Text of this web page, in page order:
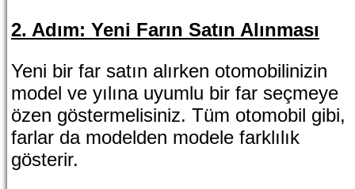
2. Adım: Yeni Farın Satın Alınması
Yeni bir far satın alırken otomobilinizin
model ve yılına uyumlu bir far seçmeye
özen göstermelisiniz. Tüm otomobil gibi,
farlar da modelden modele farklılık
gösterir.